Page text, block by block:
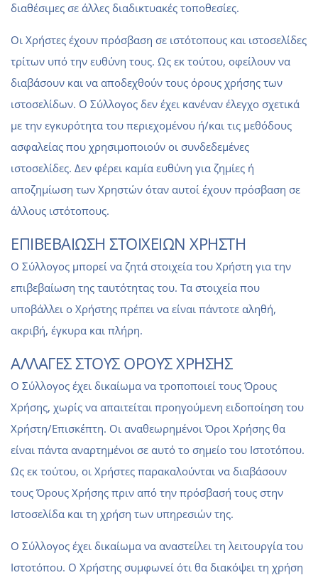
διαθέσιμες σε άλλες διαδικτυακές τοποθεσίες.
Οι Χρήστες έχουν πρόσβαση σε ιστότοπους και ιστοσελίδες
τρίτων υπό την ευθύνη τους. Ως εκ τούτου, οφείλουν να
διαβάσουν και να αποδεχθούν τους όρους χρήσης των
ιστοσελίδων. Ο Σύλλογος δεν έχει κανέναν έλεγχο σχετικά
με την εγκυρότητα του περιεχομένου ή/και τις μεθόδους
ασφαλείας που χρησιμοποιούν οι συνδεδεμένες
ιστοσελίδες. Δεν φέρει καμία ευθύνη για ζημίες ή
αποζημίωση των Χρηστών όταν αυτοί έχουν πρόσβαση σε
άλλους ιστότοπους.
ΕΠΙΒΕΒΑΙΩΣΗ ΣΤΟΙΧΕΙΩΝ ΧΡΗΣΤΗ
Ο Σύλλογος μπορεί να ζητά στοιχεία του Χρήστη για την
επιβεβαίωση της ταυτότητας του. Τα στοιχεία που
υποβάλλει ο Χρήστης πρέπει να είναι πάντοτε αληθή,
ακριβή, έγκυρα και πλήρη.
ΑΛΛΑΓΕΣ ΣΤΟΥΣ ΟΡΟΥΣ ΧΡΗΣΗΣ
O Σύλλογος έχει δικαίωμα να τροποποιεί τους Όρους
Χρήσης, χωρίς να απαιτείται προηγούμενη ειδοποίηση του
Χρήστη/Επισκέπτη. Οι αναθεωρημένοι Όροι Χρήσης θα
είναι πάντα αναρτημένοι σε αυτό το σημείο του Ιστοτόπου.
Ως εκ τούτου, οι Xρήστες παρακαλούνται να διαβάσουν
τους Όρους Χρήσης πριν από την πρόσβασή τους στην
Ιστοσελίδα και τη χρήση των υπηρεσιών της.
O Σύλλογος έχει δικαίωμα να αναστείλει τη λειτουργία του
Ιστοτόπου. Ο Χρήστης συμφωνεί ότι θα διακόψει τη χρήση